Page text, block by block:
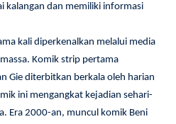
kalangan dan memiliki informasi
kali diperkenalkan melalui media
Komik strip pertama
Gie diterbitkan berkala oleh harian
ini mengangkat kejadian sehari-
Era 2000-an, muncul komik Beni